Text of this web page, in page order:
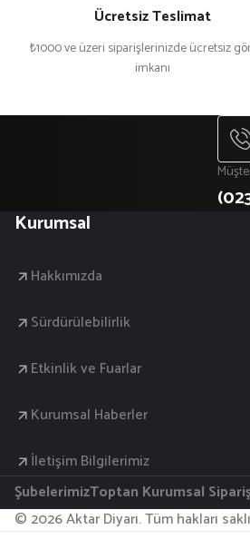
Ücretsiz Teslimat
₺1000 ve üzeri siparişlerinizde ücretsiz
imkanı
Kurumsal
Hakkımızda
Sürdürülebilirlik
Etkinlik ve Fuarlar
Kurumsal Haberler
İletişim Bilgilerimiz
ŞubelerimizToptan Kurumsal
© 2026 Aktar Diyarı. Tüm hakları